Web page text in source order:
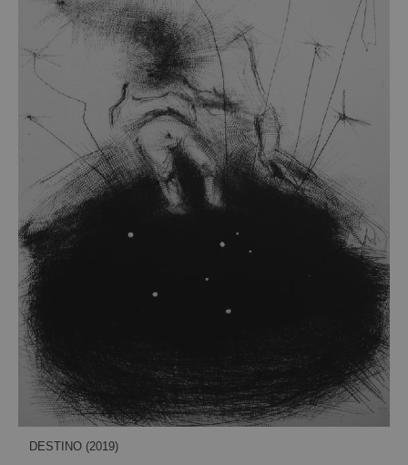
DESTINO (2019)